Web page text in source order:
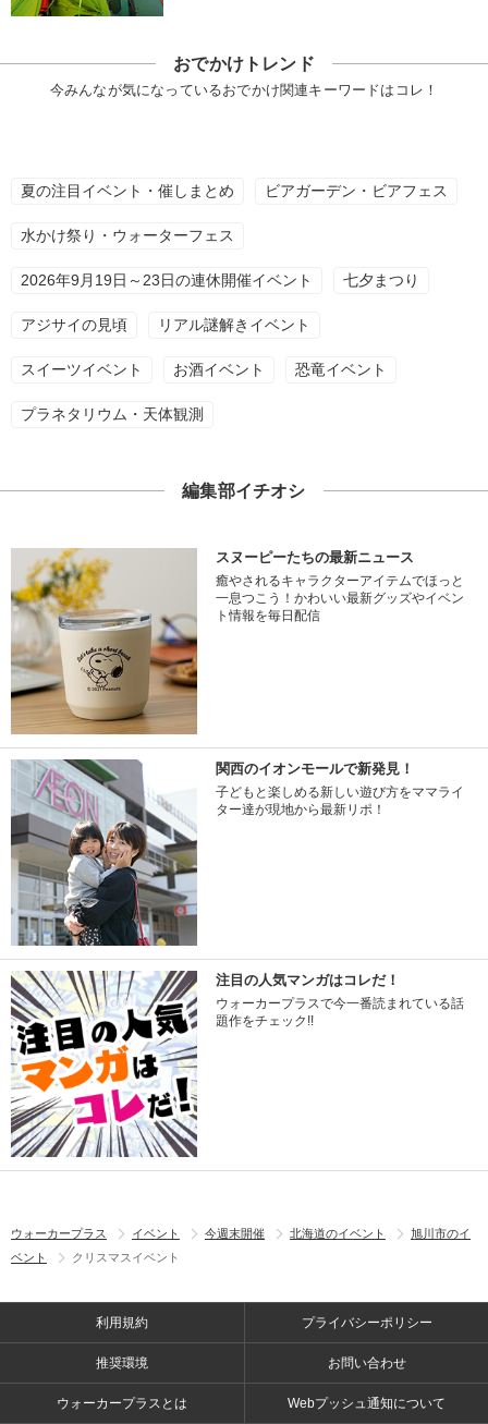
おでかけトレンド
今みんなが気になっているおでかけ関連キーワードはコレ！
夏の注目イベント・催しまとめ ビアガーデン・ビアフェス
水かけ祭り・ウォーターフェス
2026年9月19日～23日の連休開催イベント 七夕まつり
アジサイの見頃 リアル謎解きイベント
スイーツイベント お酒イベント 恐竜イベント
プラネタリウム・天体観測
編集部イチオシ
スヌーピーたちの最新ニュース
癒やされるキャラクターアイテムでほっと
一息つこう！かわいい最新グッズやイベン
ト情報を毎日配信
関西のイオンモールで新発見！
子どもと楽しめる新しい遊び方をママライ
ター達が現地から最新リポ！
注目の人気マンガはコレだ！
ウォーカープラスで今一番読まれている話
題作をチェック!!
ウォーカープラス イベント 今週末開催 北海道のイベント
旭川市のイ
ベント
クリスマスイベント
利用規約 プライバシーポリシー
推奨環境 お問い合わせ
ウォーカープラスとは Webプッシュ通知について